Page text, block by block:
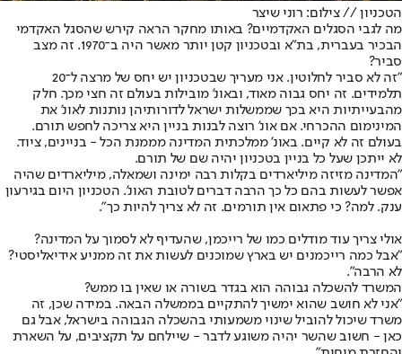
הטכניון // צילום: רוני שיצר
מה לגבי הסגלים האקדמיים? באותו מחקר הראה קירש שהסגל האקדמי
הבכיר בעברית, בת"א ובטכניון קטן יותר מאשר היה ב־1970. זה מצב
סביר?
"זה לא סביר לחלוטין. אני מעריך שבטכניון יש יחס של מרצה ל־20
תלמידים. זה יחס גבוה מאוד, ובאונ' מובילות בעולם זה חצי מכך. חלק
מהבעייתיות היא בכך שממשלות ישראל לדורותיהן נותנות לאונ' את
המינימום ההכרחי. אם אונ' רוצה לבנות בניין היא צריכה לחפש תורם.
בעולם זה לא קיים. באונ' ממלכתית המדינה מממנת הכל - בניינים, ציוד.
לא ייתכן שעל כל בניין בטכניון יהיה שם של תורם.
"המדינה מזיזה מיליארדים בקלות רבה ימינה ושמאלה, מיליארדים שהיה
אפשר לעשות בהם כל כך הרבה דברים לטובת האונ'. הטכניון היום בגירעון
ענק. למה? כי פתאום אין תורמים. זה לא צריך להיות כך".
אולי צריך עוד מודלים כמו של רייכמן, שהעדיף לא לסמוך על המדינה?
"אבל כמה רייכמנים יש בארץ שמוכנים לעשות את זה ממניע אידיאליסטי?
לא הרבה".
המשרד להשכלה גבוהה הוא בגדר בשורה או שאין בו ממש?
"אני לא חושב שהוא ימשיך להתקיים בממשלה הבאה. במידה שכן, זה
משרד שיכול להוביל שינוי משמעותי בהשכלה הגבוהה בישראל, אבל גם
כאן - חשוב שהשר יהיה משוגע לדבר - שיילחם על תקציבים, על השארת